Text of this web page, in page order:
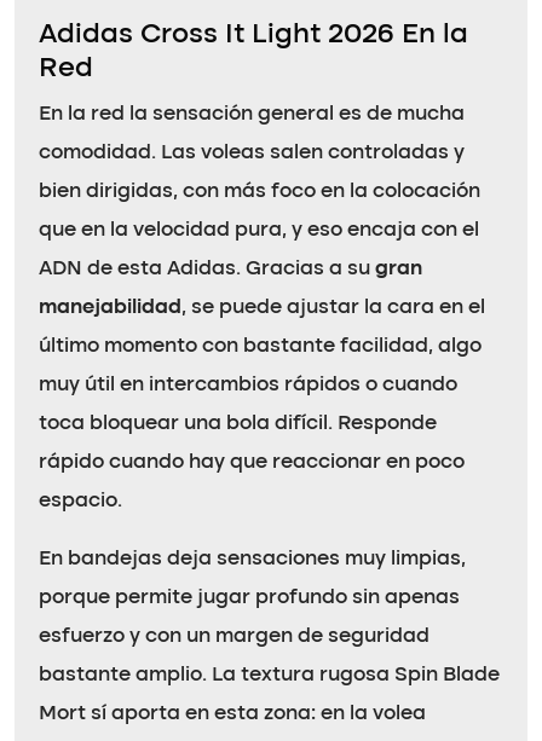
Adidas Cross It Light 2026 En la
Red
En la red la sensación general es de mucha
comodidad. Las voleas salen controladas y
bien dirigidas, con más foco en la colocación
que en la velocidad pura, y eso encaja con el
ADN de esta Adidas. Gracias a su gran
manejabilidad , se puede ajustar la cara en el
último momento con bastante facilidad, algo
muy útil en intercambios rápidos o cuando
toca bloquear una bola difícil. Responde
rápido cuando hay que reaccionar en poco
espacio.
En bandejas deja sensaciones muy limpias,
porque permite jugar profundo sin apenas
esfuerzo y con un margen de seguridad
bastante amplio. La textura rugosa Spin Blade
Mort sí aporta en esta zona: en la volea